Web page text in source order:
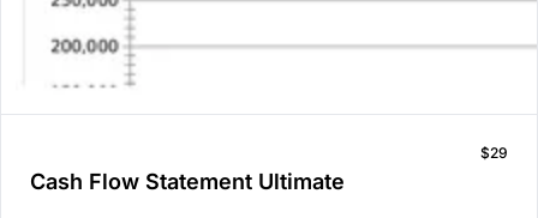
Cash Flow Statement Ultimate
$29